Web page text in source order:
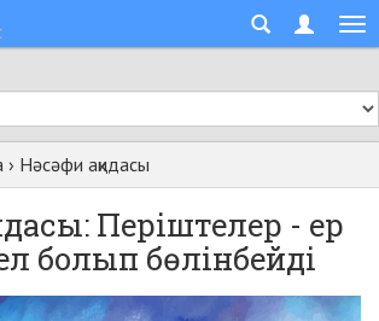
› Нәсәфи ақидасы
Періштелер - ер
болып бөлінбейді